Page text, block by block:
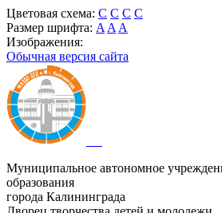
Цветовая схема: C C C C
Размер шрифта: A A A
Изображения:
Обычная версия сайта
Муниципальное автономное
образования
города Калининграда